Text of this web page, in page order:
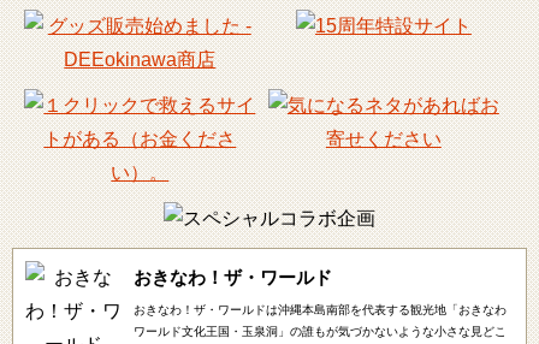
おきなわ！ザ・ワールド
おきなわ！ザ・ワールドは沖縄本島南部を代表する観光地「おきなわ
ワールド文化王国・玉泉洞」の誰もが気づかないような小さな見どこ